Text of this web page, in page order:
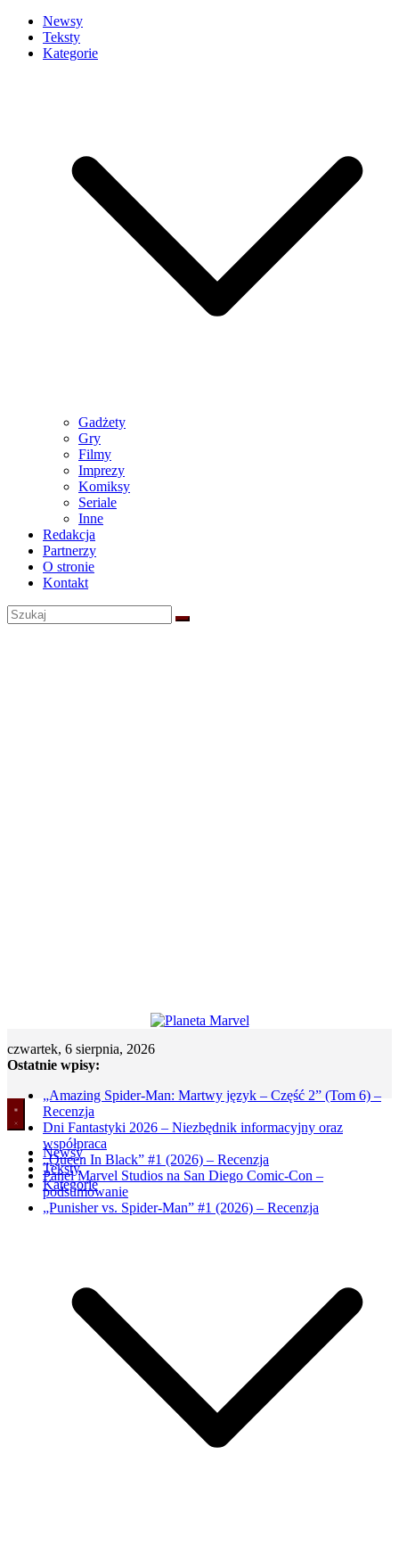
Newsy
Teksty
Kategorie
Gadżety
Gry
Filmy
Imprezy
Komiksy
Seriale
Inne
Redakcja
Partnerzy
O stronie
Kontakt
czwartek, 6 sierpnia, 2026
Ostatnie wpisy:
„Amazing Spider-Man: Martwy język – Część 2” (Tom 6) –
Recenzja
Dni Fantastyki 2026 – Niezbędnik informacyjny oraz
współpraca
„Queen In Black” #1 (2026) – Recenzja
Panel Marvel Studios na San Diego Comic-Con –
podsumowanie
„Punisher vs. Spider-Man” #1 (2026) – Recenzja
Newsy
Teksty
Kategorie